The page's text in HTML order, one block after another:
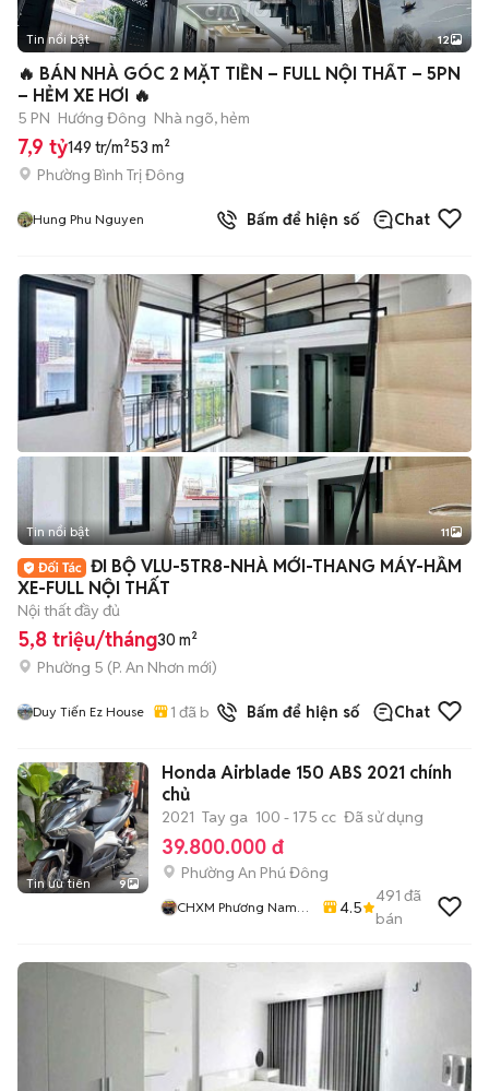
+2
Tin nổi bật 12
🔥 BÁN NHÀ GÓC 2 MẶT TIỀN – FULL NỘI THẤT – 5PN
– HẺM XE HƠI 🔥
5 PN Hướng Đông Nhà ngõ, hẻm
7,9 tỷ149 tr/m²53 m²
Phường Bình Trị Đông
Hung Phu Nguyen Bấm để hiện số Chat
+2
Tin nổi bật 11
ĐI BỘ VLU-5TR8-NHÀ MỚI-THANG MÁY-HẦM
XE-FULL NỘI THẤT
Nội thất đầy đủ
5,8 triệu/tháng30 m²
Phường 5 (P. An Nhơn mới)
Duy Tiến Ez House 1 đã bán Bấm để hiện số Chat
Tin ưu tiên 9
Honda Airblade 150 ABS 2021 chính
chủ
2021 Tay ga 100 - 175 cc Đã sử dụng
39.800.000 đ
Phường An Phú Đông
CHXM Phương Nam
4.5
491 đã
bán